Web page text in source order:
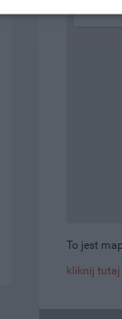
To jest
kliknij tutaj